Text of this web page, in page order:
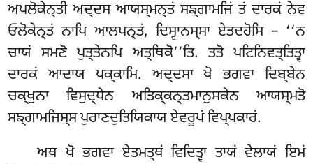
ਅਪਲੋਕੇਨ੍ਤੀ ਅਦ੍ਦਸ ਆਯਸ੍ਮਨ੍ਤਂ ਸਙ੍ਗਾਮਜਿਂ ਤਂ ਦਾਰਕਂ ਨੇਵ
ਓਲੋਕੇਨ੍ਤਂ ਨਾਪਿ ਆਲਪਨ੍ਤਂ, ਦਿਸ੍ਵਾਨਸ੍ਸਾ ਏਤਦਹੋਸਿ – ‘‘ਨ
ਚਾਯਂ ਸਮਣੋ ਪੁਤ੍ਤੇਨਪਿ ਅਤ੍ਥਿਕੋ’’ਤਿ. ਤਤੋ ਪਟਿਨਿਵਤ੍ਤਿਤ੍ਵਾ
ਦਾਰਕਂ ਆਦਾਯ ਪਕ੍ਕਾਮਿ. ਅਦ੍ਦਸਾ ਖੋ ਭਗਵਾ ਦਿਬ੍ਬੇਨ
ਚਕ੍ਖੁਨਾ ਵਿਸੁਦ੍ਧੇਨ ਅਤਿਕ੍ਕਨ੍ਤਮਾਨੁਸਕੇਨ ਆਯਸ੍ਮਤੋ
ਸਙ੍ਗਾਮਜਿਸ੍ਸ ਪੁਰਾਣਦੁਤਿਯਿਕਾਯ ਏਵਰੂਪਂ ਵਿਪ੍ਪਕਾਰਂ.
ਅਥ ਖੋ ਭਗਵਾ ਏਤਮਤ੍ਥਂ ਵਿਦਿਤ੍ਵਾ ਤਾਯਂ ਵੇਲਾਯਂ ਇਮਂ